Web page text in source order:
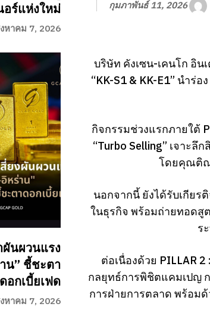
อร์แห่งใหม่
หาคม 7, 2026
ผันผวนแรง
น” ชี้ชะตา
ดอกเบี้ยเฟด
หาคม 7, 2026
กุมภาพันธ์ 11, 2026
บริษัท คังเซน-เคนโก อิ
“KK-S1 & KK-E1” นำร่
กิจกรรมช่วงแรกภายใต้
“Turbo Selling” เจาะ
โดยคุณติณ
นอกจากนี้ ยังได้รับเกีย
ในธุรกิจ พร้อมถ่ายทอดสู
ร
ต่อเนื่องด้วย PILLAR
กลยุทธ์การพิชิตแคมเปญ
การฝ่ายการตลาด พร้อม